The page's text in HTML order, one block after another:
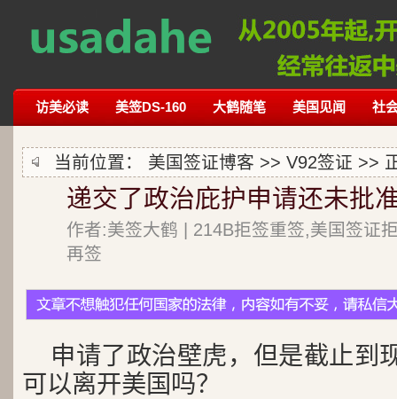
访美必读 美签DS-160 大鹤随笔 美国见闻 社
当前位置： 美国签证博客 >> V92签证 >>
递交了政治庇护申请还未批
作者:美签大鹤 | 214B拒签重签,美国签证
再签
申请了政治壁虎，但是截止到
可以离开美国吗？